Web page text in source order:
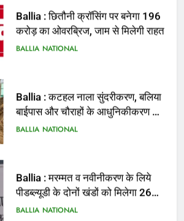
Ballia : कटहल नाला सुंदरीकरण, बलिया
Ballia : मरम्मत व नवीनीकरण के लिये
Ballia : 110 फीट ऊंचे तिरंगे के सम्मान